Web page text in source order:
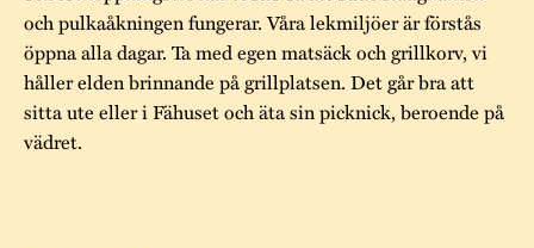
Kontakta oss
Hantverk
Projekt
Stugornas Stundars
Årsberättelser
Årets Gunnar
Stundars
och pulkaåkningen fungerar. Våra lekmiljöer är förstås
öppna alla dagar. Ta med egen matsäck och grillkorv, vi
håller elden brinnande på grillplatsen. Det går bra att
sitta ute eller i Fähuset och äta sin picknick, beroende på
vädret.